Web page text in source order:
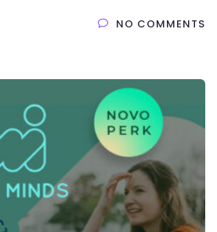
NO COMMENTS